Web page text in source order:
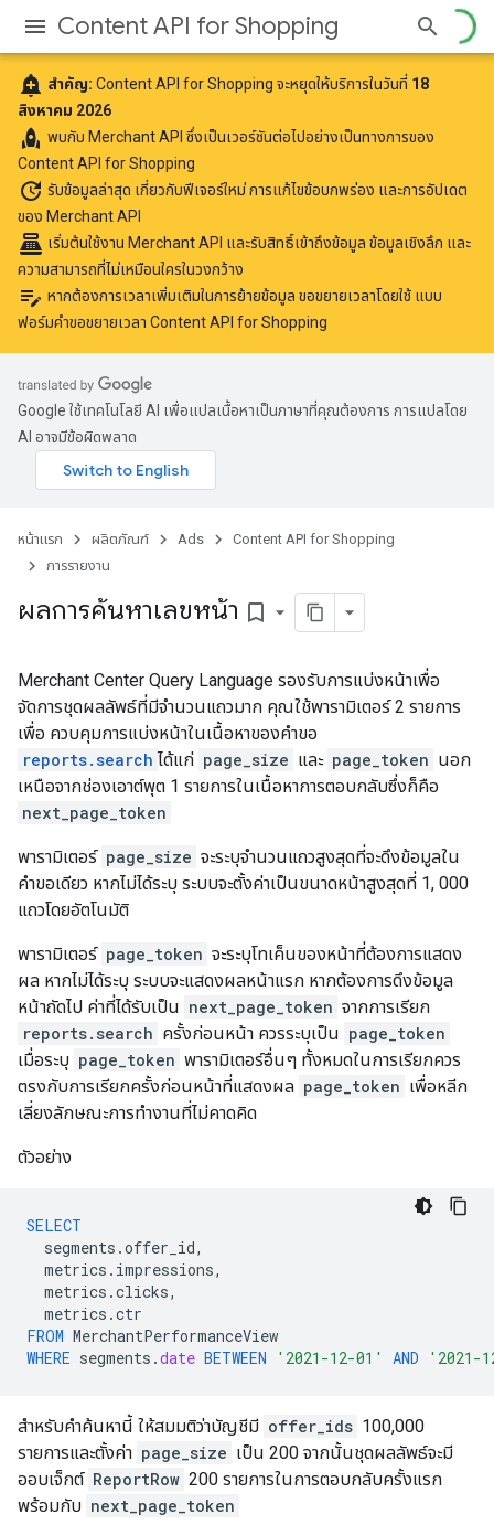
Content API for Shopping
add_alert สำคัญ: Content API for Shopping จะหยุดให้บริการในวันที่ 18
สิงหาคม 2026
rocket พบกับ Merchant API ซึ่งเป็นเวอร์ชันต่อไปอย่างเป็นทางการของ
Content API for Shopping
update รับข้อมูลล่าสุด เกี่ยวกับฟีเจอร์ใหม่ การแก้ไขข้อบกพร่อง และการอัปเดต
ของ Merchant API
point_of_sale เริ่มต้นใช้งาน Merchant API และรับสิทธิ์เข้าถึงข้อมูล ข้อมูลเชิงลึก และ
ความสามารถที่ไม่เหมือนใครในวงกว้าง
edit_note หากต้องการเวลาเพิ่มเติมในการย้ายข้อมูล ขอขยายเวลาโดยใช้ แบบ
ฟอร์มคำขอขยายเวลา Content API for Shopping
Google ใช้เทคโนโลยี AI เพื่อแปลเนื้อหาเป็นภาษาที่คุณต้องการ การแปลโดย
AI อาจมีข้อผิดพลาด
หน้าแรก ผลิตภัณฑ์ Ads
Content API for Shopping
การรายงาน
ผลการค้นหาเลขหน้า bookmark_border
Merchant Center Query Language รองรับการแบ่งหน้าเพื่อ
จัดการชุดผลลัพธ์ที่มีจำนวนแถวมาก คุณใช้พารามิเตอร์ 2 รายการ
เพื่อ ควบคุมการแบ่งหน้าในเนื้อหาของคำขอ
reports.search ได้แก่ page_size และ page_token นอก
เหนือจากช่องเอาต์พุต 1 รายการในเนื้อหาการตอบกลับซึ่งก็คือ
next_page_token
พารามิเตอร์ page_size จะระบุจำนวนแถวสูงสุดที่จะดึงข้อมูลใน
คำขอเดียว หากไม่ได้ระบุ ระบบจะตั้งค่าเป็นขนาดหน้าสูงสุดที่ 1, 000
แถวโดยอัตโนมัติ
พารามิเตอร์ page_token จะระบุโทเค็นของหน้าที่ต้องการแสดง
ผล หากไม่ได้ระบุ ระบบจะแสดงผลหน้าแรก หากต้องการดึงข้อมูล
หน้าถัดไป ค่าที่ได้รับเป็น next_page_token จากการเรียก
reports.search ครั้งก่อนหน้า ควรระบุเป็น page_token
เมื่อระบุ page_token พารามิเตอร์อื่นๆ ทั้งหมดในการเรียกควร
ตรงกับการเรียกครั้งก่อนหน้าที่แสดงผล page_token เพื่อหลีก
เลี่ยงลักษณะการทำงานที่ไม่คาดคิด
ตัวอย่าง
SELECT
segments .offer_id,
metrics . impressions,
metrics .clicks,
metrics .ctr
FROM MerchantPerformanceView
WHERE segments .date BETWEEN '2021-12-01' AND '2021-
สำหรับคําค้นหานี้ ให้สมมติว่าบัญชีมี offer_ids 100,000
รายการและตั้งค่า page_size เป็น 200 จากนั้นชุดผลลัพธ์จะมี
ออบเจ็กต์ ReportRow 200 รายการในการตอบกลับครั้งแรก
พร้อมกับ next_page_token